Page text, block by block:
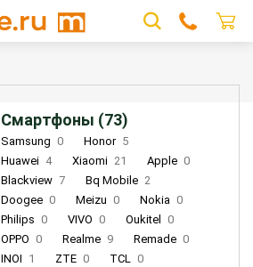
Смартфоны (73)
Samsung 0 Honor 5
Huawei 4 Xiaomi 21 Apple 0
Blackview 7 Bq Mobile 2
Doogee 0 Meizu 0 Nokia 0
Philips 0 VIVO 0 Oukitel
0
OPPO 0 Realme 9 Remade 0
INOI 1 ZTE 0 TCL 0